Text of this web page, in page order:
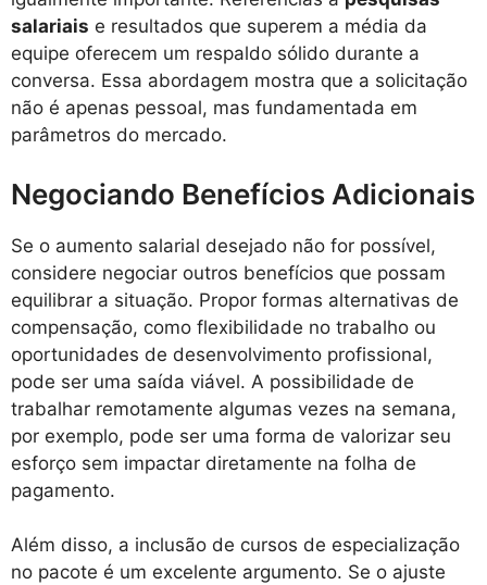
salariais e resultados que superem a média da
equipe oferecem um respaldo sólido durante a
conversa. Essa abordagem mostra que a solicitação
não é apenas pessoal, mas fundamentada em
parâmetros do mercado.
Negociando Benefícios Adicionais
Se o aumento salarial desejado não for possível,
considere negociar outros benefícios que possam
equilibrar a situação. Propor formas alternativas de
compensação, como flexibilidade no trabalho ou
oportunidades de desenvolvimento profissional,
pode ser uma saída viável. A possibilidade de
trabalhar remotamente algumas vezes na semana,
por exemplo, pode ser uma forma de valorizar seu
esforço sem impactar diretamente na folha de
pagamento.
Além disso, a inclusão de cursos de especialização
no pacote é um excelente argumento. Se o ajuste